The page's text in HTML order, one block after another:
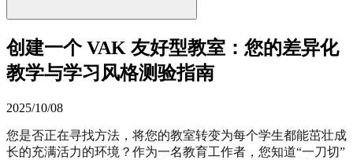
创建一个 VAK 友好型教室：您的差异化
教学与学习风格测验指南
2025/10/08
您是否正在寻找方法，将您的教室转变为每个学生都能茁壮成
长的充满活力的环境？作为一名教育工作者，您知道“一刀切”